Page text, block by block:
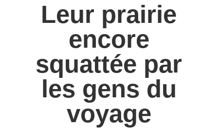
Leur prairie
encore
squattée par
les gens du
voyage